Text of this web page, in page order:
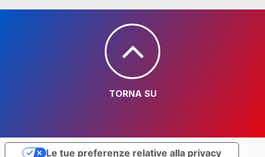
TORNA SU
Le tue preferenze relative alla privacy